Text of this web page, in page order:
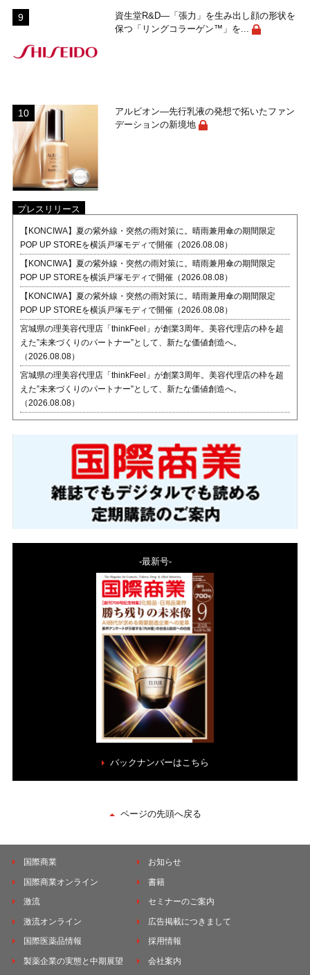
資生堂R&D―「張力」を生み出し顔の形状を
保つ「リングコラーゲン™」を...
アルビオン―先行乳液の発想で拓いたファン
デーションの新境地
プレスリリース
【KONCIWA】夏の紫外線・突然の雨対策に。晴雨兼用傘の期間限定
POP UP STOREを横浜戸塚モディで開催（2026.08.08）
【KONCIWA】夏の紫外線・突然の雨対策に。晴雨兼用傘の期間限定
POP UP STOREを横浜戸塚モディで開催（2026.08.08）
【KONCIWA】夏の紫外線・突然の雨対策に。晴雨兼用傘の期間限定
POP UP STOREを横浜戸塚モディで開催（2026.08.08）
宮城県の理美容代理店「thinkFeel」が創業3周年。美容代理店の枠を超
えた”未来づくりのパートナー”として、新たな価値創造へ。
（2026.08.08）
宮城県の理美容代理店「thinkFeel」が創業3周年。美容代理店の枠を超
えた”未来づくりのパートナー”として、新たな価値創造へ。
（2026.08.08）
-最新号-
バックナンバーはこちら
ページの先頭へ戻る
国際商業
国際商業オンライン
激流
激流オンライン
国際医薬品情報
製薬企業の実態と中期展望
お知らせ
書籍
セミナーのご案内
広告掲載につきまして
採用情報
会社案内